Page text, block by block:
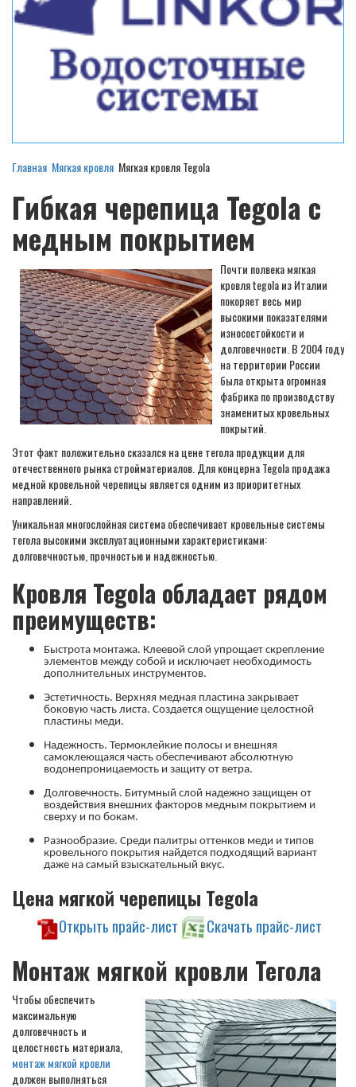
Главная Мягкая кровля Мягкая кровля Tegola
Гибкая черепица Tegola с
медным покрытием
Почти полвека мягкая
кровля tegola из Италии
покоряет весь мир
высокими показателями
износостойкости и
долговечности. В 2004 году
на территории России
была открыта огромная
фабрика по производству
знаменитых кровельных
покрытий.
Этот факт положительно сказался на цене тегола продукции для
отечественного рынка стройматериалов. Для концерна Tegola продажа
медной кровельной черепицы является одним из приоритетных
направлений.
Уникальная многослойная система обеспечивает кровельные системы
тегола высокими эксплуатационными характеристиками:
долговечностью, прочностью и надежностью.
Кровля Tegola обладает рядом
преимуществ:
Быстрота монтажа. Клеевой слой упрощает скрепление
элементов между собой и исключает необходимость
дополнительных инструментов.
Эстетичность. Верхняя медная пластина закрывает
боковую часть листа. Создается ощущение целостной
пластины меди.
Надежность. Термоклейкие полосы и внешняя
самоклеющаяся часть обеспечивают абсолютную
водонепроницаемость и защиту от ветра.
Долговечность. Битумный слой надежно защищен от
воздействия внешних факторов медным покрытием и
сверху и по бокам.
Разнообразие. Среди палитры оттенков меди и типов
кровельного покрытия найдется подходящий вариант
даже на самый взыскательный вкус.
Цена мягкой черепицы Tegola
Открыть прайс-лист Скачать прайс-лист
Монтаж мягкой кровли Тегола
Чтобы обеспечить
максимальную
долговечность и
целостность материала,
монтаж мягкой кровли
должен выполняться